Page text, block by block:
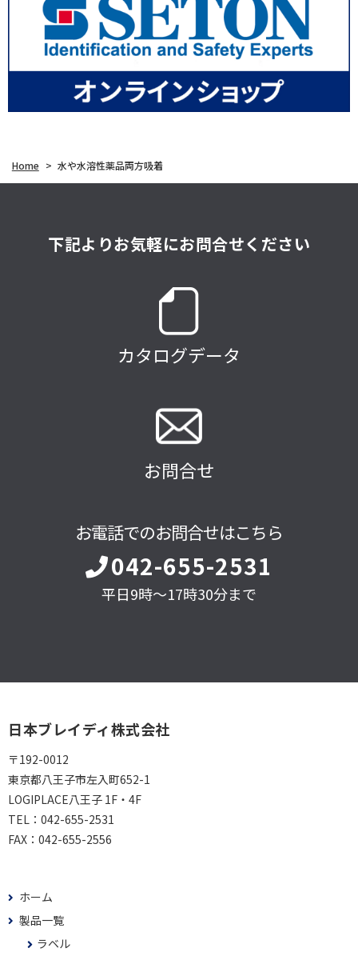
Home > 水や水溶性薬品両方吸着
下記よりお気軽にお問合せください
カタログデータ
お問合せ
お電話でのお問合せはこちら
042-655-2531
平日9時～17時30分まで
日本ブレイディ株式会社
〒192-0012
東京都八王子市左入町652-1
LOGIPLACE八王子 1F・4F
TEL： 042-655-2531
FAX： 042-655-2556
ホーム
製品一覧
ラベル